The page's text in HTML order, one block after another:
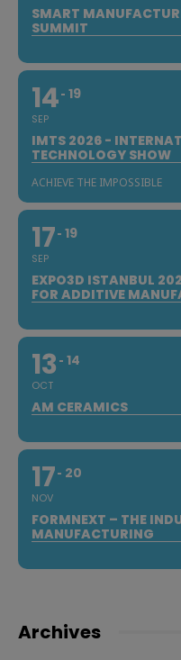
SMART
SUMMIT
14
SEP
19
IMTS 2026 -
TECHNOLOGY SHOW
ACHIEVE THE IMPOSSIBLE
17
SEP
19
EXPO3D ISTANBUL
FOR ADDITIVE
13
OCT
14
AM CERAMICS
17
NOV
20
FORMNEXT – THE
MANUFACTURING
Archives